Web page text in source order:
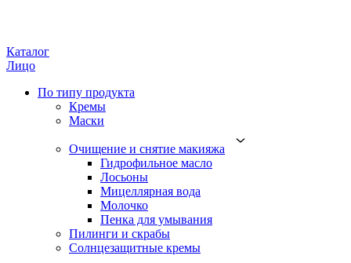
Каталог
Лицо
По типу продукта
Кремы
Маски
Очищение и снятие макияжа
Гидрофильное масло
Лосьоны
Мицеллярная вода
Молочко
Пенка для умывания
Пилинги и скрабы
Солнцезащитные кремы